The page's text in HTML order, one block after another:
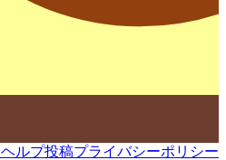
ヘルプ投稿プライバシーポリシー